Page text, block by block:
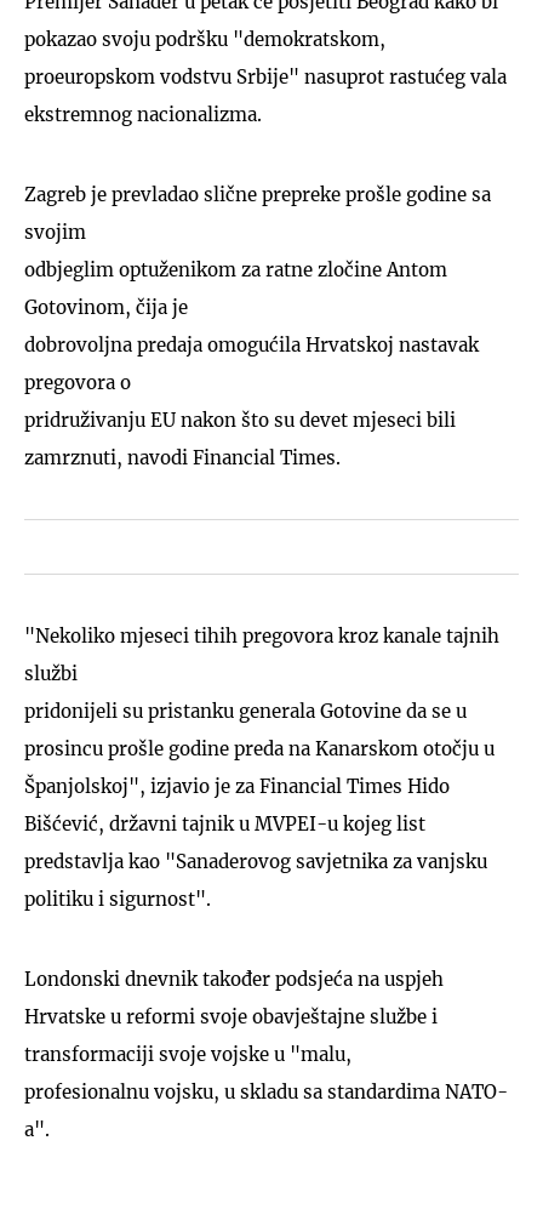
pokazao svoju podršku "demokratskom,
proeuropskom vodstvu Srbije" nasuprot rastućeg vala
ekstremnog nacionalizma.
Zagreb je prevladao slične prepreke prošle godine sa
svojim
odbjeglim optuženikom za ratne zločine Antom
Gotovinom, čija je
dobrovoljna predaja omogućila Hrvatskoj nastavak
pregovora o
pridruživanju EU nakon što su devet mjeseci bili
zamrznuti, navodi Financial Times.
"Nekoliko mjeseci tihih pregovora kroz kanale tajnih
službi
pridonijeli su pristanku generala Gotovine da se u
prosincu prošle godine preda na Kanarskom otočju u
Španjolskoj", izjavio je za Financial Times Hido
Bišćević, državni tajnik u MVPEI-u kojeg list
predstavlja kao "Sanaderovog savjetnika za vanjsku
politiku i sigurnost".
Londonski dnevnik također podsjeća na uspjeh
Hrvatske u reformi svoje obavještajne službe i
transformaciji svoje vojske u "malu,
profesionalnu vojsku, u skladu sa standardima NATO-
a".